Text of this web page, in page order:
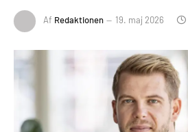
Af Redaktionen 19. maj 2026